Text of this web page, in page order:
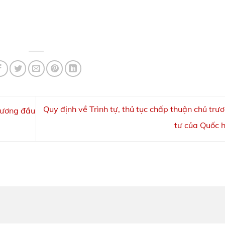
đầu
Quy định về Trình tự, thủ tục chấp thuận chủ
tư của Quốc